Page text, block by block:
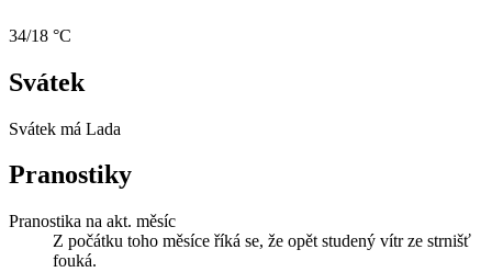
34/18 °C
Svátek
Svátek má Lada
Pranostiky
Pranostika na akt. měsíc
Z počátku toho měsíce říká se, že opět studený vítr ze strnišť
fouká.